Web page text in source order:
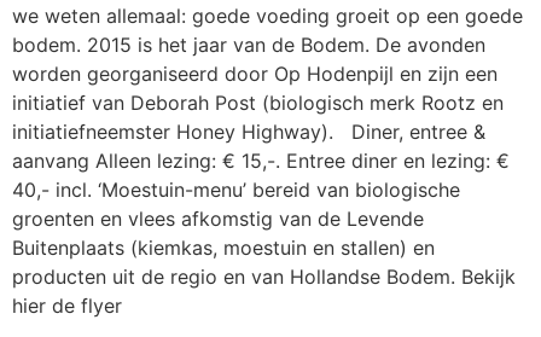
we weten allemaal: goede voeding groeit op een goede
bodem. 2015 is het jaar van de Bodem. De avonden
worden georganiseerd door Op Hodenpijl en zijn een
initiatief van Deborah Post (biologisch merk Rootz en
initiatiefneemster Honey Highway). Diner, entree &
aanvang Alleen lezing: € 15,-. Entree diner en lezing: €
40,- incl. ‘Moestuin-menu’ bereid van biologische
groenten en vlees afkomstig van de Levende
Buitenplaats (kiemkas, moestuin en stallen) en
producten uit de regio en van Hollandse Bodem. Bekijk
hier de flyer